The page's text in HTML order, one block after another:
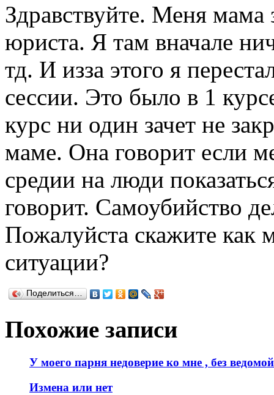
Здравствуйте. Меня мама
юриста. Я там вначале
тд. И изза этого я
сессии. Это было в 1
курс ни один зачет не
маме. Она говорит если
средии на люди
говорит. Самоубийство
Пожалуйста скажите как
ситуации?
Поделиться…
Похожие записи
У моего парня недоверие ко мне , без
Измена или нет